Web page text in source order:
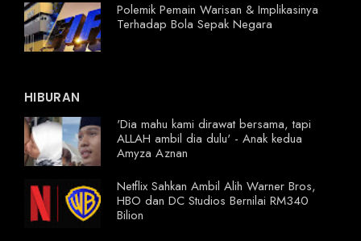
Polemik Pemain Warisan & Implikasinya
Terhadap Bola Sepak Negara
HIBURAN
'Dia mahu kami dirawat bersama, tapi
ALLAH ambil dia dulu' - Anak kedua
Amyza Aznan
Netflix Sahkan Ambil Alih Warner Bros,
HBO dan DC Studios Bernilai RM340
Bilion